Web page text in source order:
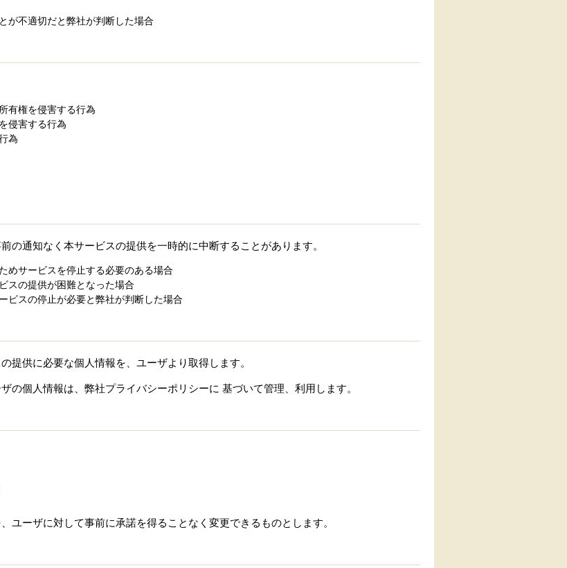
が不適切だと弊社が判断した場合
有権を侵害する行為
侵害する行為
為
の通知なく本サービスの提供を一時的に中断することがあります。
めサービスを停止する必要のある場合
スの提供が困難となった場合
ビスの停止が必要と弊社が判断した場合
提供に必要な個人情報を、ユーザより取得します。
の個人情報は、弊社プライバシーポリシーに 基づいて管理、利用します。
ユーザに対して事前に承諾を得ることなく変更できるものとします。